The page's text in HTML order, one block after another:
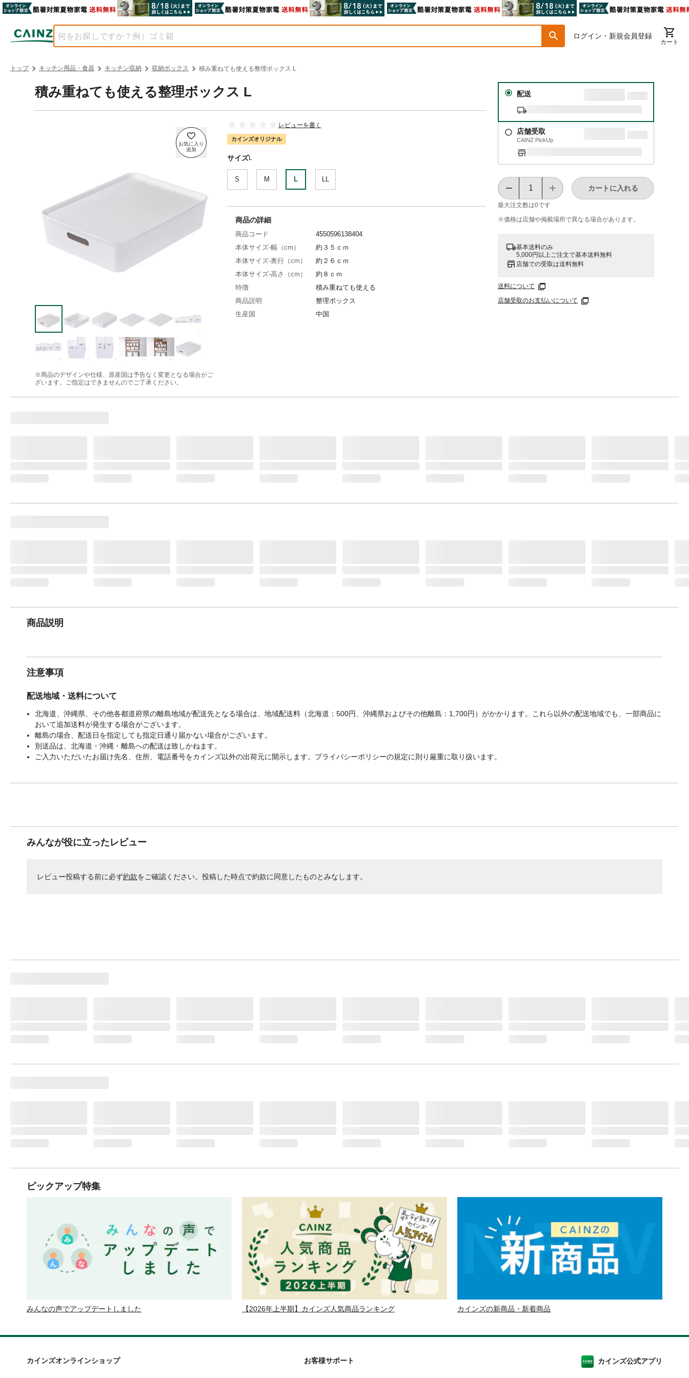
ログイン・新規会員登録
カート
トップ キッチン用品・食器 キッチン収納 収納ボックス 積み重ねても使える整理ボックス L
積み重ねても使える整理ボックス L
※商品のデザインや仕様、原産国は予告なく変更となる場合がご
ざいます。ご指定はできませんのでご了承ください。
レビューを書く
カインズオリジナル
サイズL
S M L LL
配送
店舗受取
CAINZ PickUp
最大注文数は0です
カートに入れる
※価格は​店舗や​掲載場所で​異なる​場合が​あります。
基本送料のみ
5,000円以上ご注文で基本送料無料
店舗での受取は送料無料
送料について
店舗受取のお支払いについて
商品の詳細
商品コード
4550596138404
本体サイズ-幅（cm）
約３５ｃｍ
本体サイズ-奥行（cm）
約２６ｃｍ
本体サイズ-高さ（cm）
約８ｃｍ
特徴
積み重ねても使える
商品説明
整理ボックス
生産国
中国
商品説明
注意事項
配送地域・送料について
北海道、沖縄県、その他各都道府県の離島地域が配送先となる場合は、地域配送料（北海道：500円、沖縄県およびその他離島：1,700円）がかかります。これら以外の配送地域でも、一部商品に
おいて追加送料が発生する場合がございます。
離島の場合、配送日を指定しても指定日通り届かない場合がございます。
別送品は、北海道・沖縄・離島への配送は致しかねます。
ご入力いただいたお届け先名、住所、電話番号をカインズ以外の出荷元に開示します。プライバシーポリシーの規定に則り厳重に取り扱います。
みんなが役に立ったレビュー
レビュー投稿する前に必ず約款をご確認ください。投稿した時点で約款に同意したものとみなします。
ピックアップ特集
みんなの声でアップデートしました 【2026年上半期】カインズ人気商品ランキング カインズの新商品・新着商品
カインズオンラインショップ お客様サポート カインズ公式アプリ